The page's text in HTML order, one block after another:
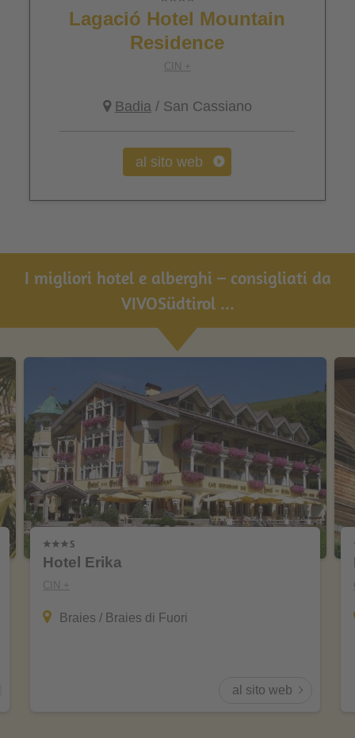
Lagació Hotel Mountain
Residence
CIN +
Badia/ San Cassiano
al sito web
I migliori hotel e alberghi – consigliati da
VIVOSüdtirol ...
Hotel Erika
CIN +
Braies / Braies di Fuori
al sito web